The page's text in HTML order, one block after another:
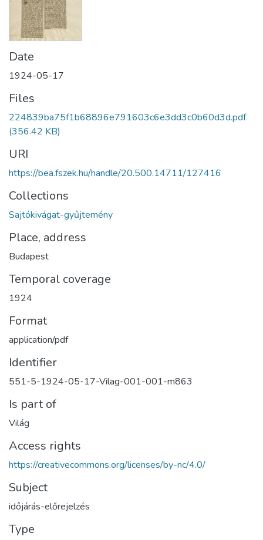
Date
1924-05-17
Files
224839ba75f1b68896e791603c6e3dd3c0b60d3d.pdf
(356.42 KB)
URI
https://bea.fszek.hu/handle/20.500.14711/127416
Collections
Sajtókivágat-gyűjtemény
Place, address
Budapest
Temporal coverage
1924
Format
application/pdf
Identifier
551-5-1924-05-17-Vilag-001-001-m863
Is part of
Világ
Access rights
https://creativecommons.org/licenses/by-nc/4.0/
Subject
időjárás-előrejelzés
Type